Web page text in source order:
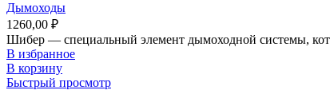
Дымоходы
1260,00 ₽
Шибер — специальный элемент дымоходной системы,
В избранное
В корзину
Быстрый просмотр